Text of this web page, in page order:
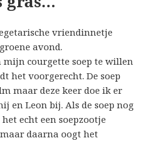
vriendinnetje
avond.
mijn courgette soep te willen
het voorgerecht. De soep
maar deze keer doe ik er
en Leon bij. Als de soep nog
echt een soepzootje
daarna oogt het